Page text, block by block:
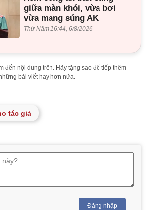
giữa màn khói, vừa bơi
vừa mang súng AK
Thứ Năm 16:44, 6/8/2026
đến nội dung trên. Hãy tặng sao để tiếp thêm
bài viết hay hơn nữa.
tác giả
Đăng nhập